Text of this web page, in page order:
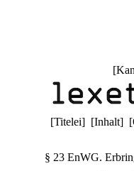
[
[Titelei] [Inhalt] [
§ 23 EnWG.